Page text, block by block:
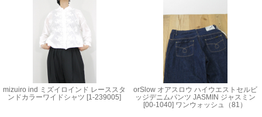
mizuiro ind ミズイロインド レーススタ
ンドカラーワイドシャツ [1-239005]
orSlow オアスロウ ハイウエストセルビ
ッジデニムパンツ JASMIN ジャスミン
[00-1040] ワンウォッシュ（81）